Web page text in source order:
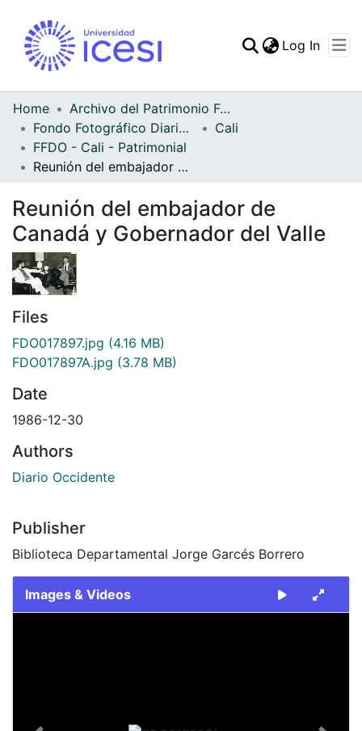
Statistics
Log In
Home
Archivo del Patrimonio Fotográfico y Fílmico del Valle del Cauca
Fondo Fotográfico Diario Occidente
Cali
FFDO - Cali - Patrimonial
Reunión del embajador de Canadá y Gobernador del Valle
Reunión del embajador de
Canadá y Gobernador del Valle
Files
FDO017897.jpg (4.16 MB)
FDO017897A.jpg (3.78 MB)
Date
1986-12-30
Authors
Diario Occidente
Publisher
Biblioteca Departamental Jorge Garcés Borrero
Images & Videos